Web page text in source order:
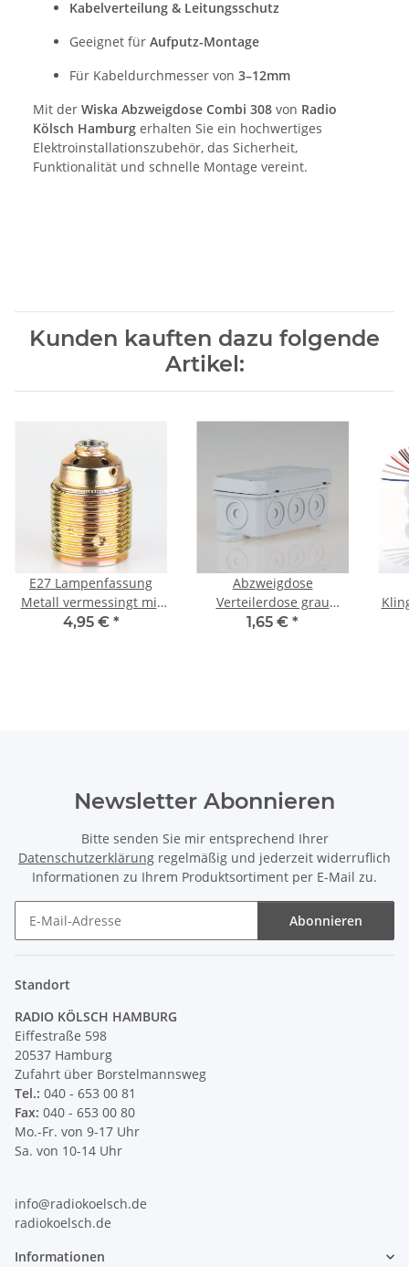
Kabelverteilung & Leitungsschutz
Geeignet für Aufputz-Montage
Für Kabeldurchmesser von 3–12mm
Mit der Wiska Abzweigdose Combi 308 von Radio
Kölsch Hamburg erhalten Sie ein hochwertiges
Elektroinstallationszubehör, das Sicherheit,
Funktionalität und schnelle Montage vereint.
Kunden kauften dazu folgende
Artikel:
E27 Lampenfassung
Metall vermessingt mit
Gewindemantel und
4,95 € *
Abzweigdose
Verteilerdose grau
75x37x40 mm AP/FR 8
1,65 € *
Newsletter Abonnieren
Bitte senden Sie mir entsprechend Ihrer
Datenschutzerklärung regelmäßig und jederzeit widerruflich
Informationen zu Ihrem Produktsortiment per E-Mail zu.
Abonnieren
Standort
RADIO KÖLSCH HAMBURG
Eiffestraße 598
20537 Hamburg
Zufahrt über Borstelmannsweg
Tel.: 040 - 653 00 81
Fax: 040 - 653 00 80
Mo.-Fr. von 9-17 Uhr
Sa. von 10-14 Uhr
info@radiokoelsch.de
radiokoelsch.de
Informationen